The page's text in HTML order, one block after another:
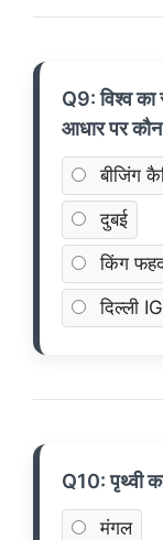
Q9: विश्व
आधार पर
बीजिंग
दुबई
किंग
दिल्ली
Q10: पृथ्वी
मंगल